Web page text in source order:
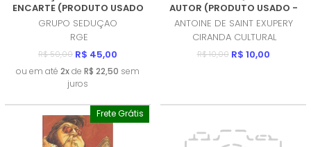
ENCARTE (PRODUTO USADO
- MUITO BOM)
GRUPO SEDUÇAO
RGE
R$ 50,00 R$ 45,00
ou em até 2xde R$ 22,50 sem
juros
AUTOR (PRODUTO USADO -
COMO NOVO)
ANTOINE DE SAINT EXUPERY
CIRANDA CULTURAL
R$ 10,00 R$ 10,00
Frete Grátis